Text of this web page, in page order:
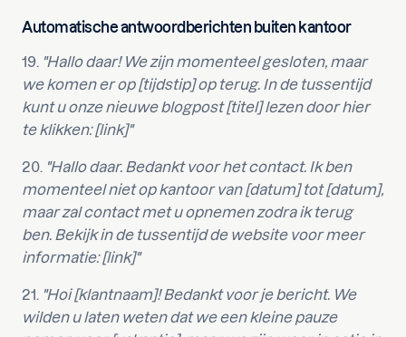
Automatische antwoordberichten buiten kantoor
19. "Hallo daar! We zijn momenteel gesloten, maar
we komen er op [tijdstip] op terug. In de tussentijd
kunt u onze nieuwe blogpost [titel] lezen door hier
te klikken: [link]"
20. "Hallo daar. Bedankt voor het contact. Ik ben
momenteel niet op kantoor van [datum] tot [datum],
maar zal contact met u opnemen zodra ik terug
ben. Bekijk in de tussentijd de website voor meer
informatie: [link]"
21. "Hoi [klantnaam]! Bedankt voor je bericht. We
wilden u laten weten dat we een kleine pauze